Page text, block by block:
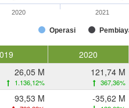
Operasi
2020 2021
2020
26,05 M
1.136,12%
121,74 M
367,36%
93,53 M -35,62 M